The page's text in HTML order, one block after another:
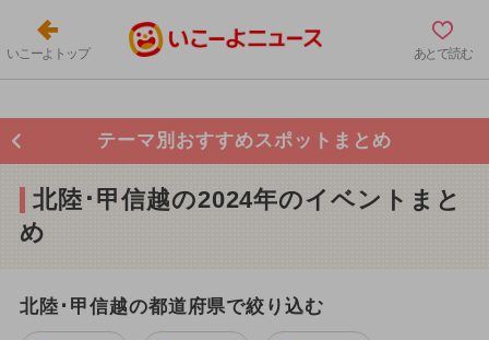
いこーよトップ あとで読む
テーマ別おすすめスポットまとめ
北陸･甲信越の2024年のイベントまと
め
北陸･甲信越の都道府県で絞り込む